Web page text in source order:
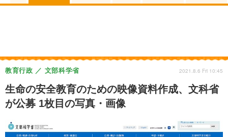
生命の安全教育のための映像資料作成、文科省
が公募 1枚目の写真・画像
教育行政 文部科学省 2021.8.6 Fri 10:45